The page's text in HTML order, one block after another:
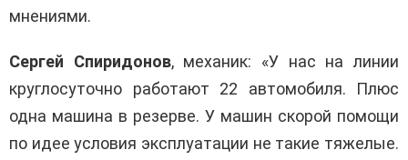
мнениями.
Сергей Спиридонов, механик: «У нас на линии
круглосуточно работают 22 автомобиля. Плюс
одна машина в резерве. У машин скорой помощи
по идее условия эксплуатации не такие тяжелые.